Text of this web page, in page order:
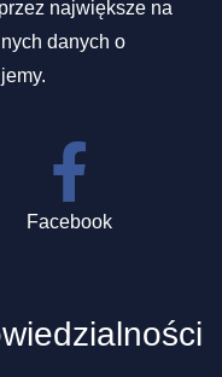
największe na
danych o
Facebook